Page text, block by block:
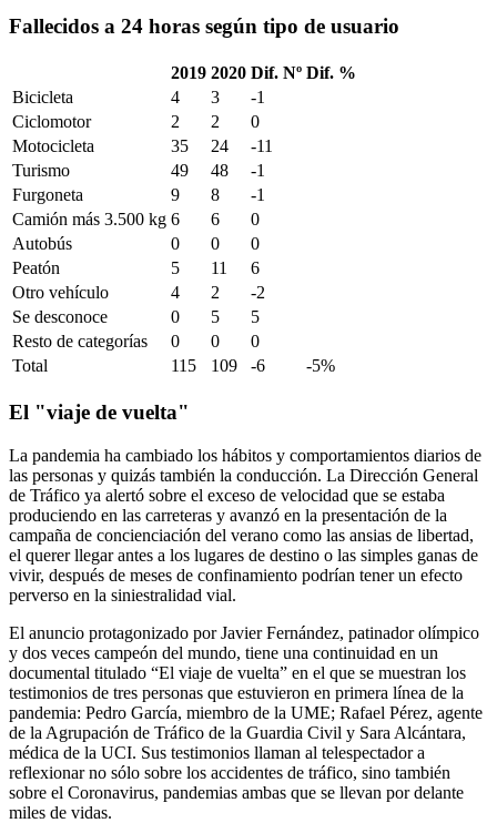
Fallecidos a 24 horas según tipo de usuario
2019 2020 Dif. Nº Dif. %
Bicicleta
4 3
-1
Ciclomotor
2 2
0
Motocicleta
35 24
-11
Turismo
49 48
-1
Furgoneta
9 8
-1
Camión más 3.500 kg 6 6
0
Autobús
0 0
0
Peatón
5 11
6
Otro vehículo
4 2
-2
Se desconoce
0 5
5
Resto de categorías
0 0
0
Total
115 109 -6 -5%
El "viaje de vuelta"
La pandemia ha cambiado los hábitos y comportamientos diarios de
las personas y quizás también la conducción. La Dirección General
de Tráfico ya alertó sobre el exceso de velocidad que se estaba
produciendo en las carreteras y avanzó en la presentación de la
campaña de concienciación del verano como las ansias de libertad,
el querer llegar antes a los lugares de destino o las simples ganas de
vivir, después de meses de confinamiento podrían tener un efecto
perverso en la siniestralidad vial.
El anuncio protagonizado por Javier Fernández, patinador olímpico
y dos veces campeón del mundo, tiene una continuidad en un
documental titulado “El viaje de vuelta” en el que se muestran los
testimonios de tres personas que estuvieron en primera línea de la
pandemia: Pedro García, miembro de la UME; Rafael Pérez, agente
de la Agrupación de Tráfico de la Guardia Civil y Sara Alcántara,
médica de la UCI. Sus testimonios llaman al telespectador a
reflexionar no sólo sobre los accidentes de tráfico, sino también
sobre el Coronavirus, pandemias ambas que se llevan por delante
miles de vidas.